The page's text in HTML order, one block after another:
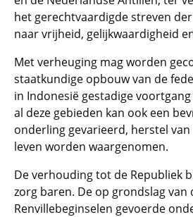
het gerechtvaardigde streven
naar vrijheid, gelijkwaardigheid
Met verheuging mag worden
staatkundige opbouw van de
in Indonesië gestadige
al deze gebieden kan ook een
onderling gevarieerd, herstel
leven worden waargenomen.
De verhouding tot de Republiek
zorg baren. De op grondslag van
Renvillebeginselen gevoerde